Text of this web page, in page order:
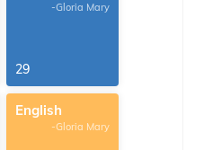
-Gloria Mary
29
English
-Gloria Mary